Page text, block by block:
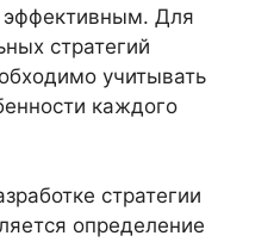
эффективным. Для
стратегий
учитывать
каждого
стратегии
определение